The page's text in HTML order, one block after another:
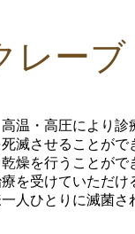
レーブ
温・高圧により 診
滅させる ことがで
燥を行うことがで
を受けていただけ
人ひとりに滅菌さ